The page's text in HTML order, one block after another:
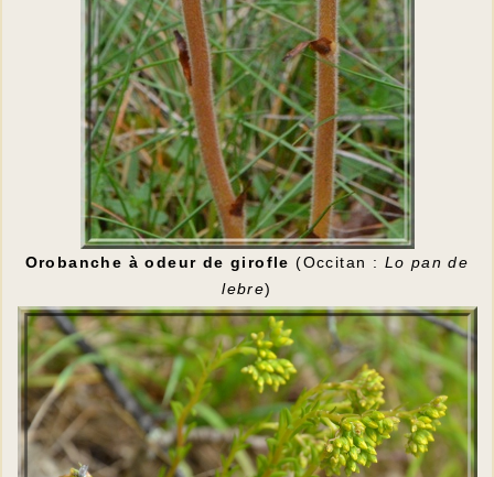
Orobanche à odeur de girofle (Occitan : Lo pan de
lebre)